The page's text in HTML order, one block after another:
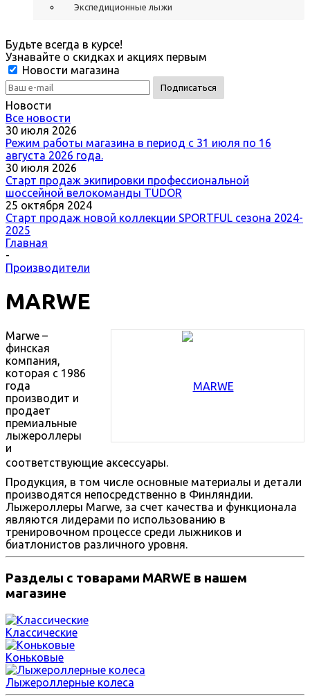
Экспедиционные лыжи
Будьте всегда в курсе!
Узнавайте о скидках и акциях первым
Новости магазина
Новости
Все новости
30 июля 2026
Режим работы магазина в период с 31 июля по 16
августа 2026 года.
30 июля 2026
Старт продаж экипировки профессиональной
шоссейной велокоманды TUDOR
25 октября 2024
Старт продаж новой коллекции SPORTFUL сезона 2024-
2025
Главная
-
Производители
MARWE
Marwe –
финская
компания,
которая с 1986
года
производит и
продает
премиальные
лыжероллеры
и
соответствующие аксессуары.
Продукция, в том числе основные материалы и детали
производятся непосредственно в Финляндии.
Лыжероллеры Marwe, за счет качества и функционала
являются лидерами по использованию в
тренировочном процессе среди лыжников и
биатлонистов различного уровня.
Разделы с товарами MARWE в нашем
магазине
Классические
Коньковые
Лыжероллерные колеса